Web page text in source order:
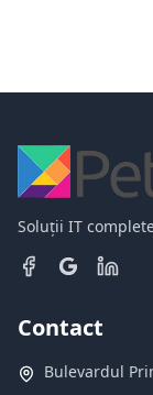
Soluții IT
Contact
Bulevardul